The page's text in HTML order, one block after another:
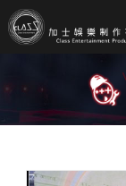
首
頁Home
關
於About
藝
人Artist
製
作Entertainment
影
像Media
音
像Audio
聯
絡Contact